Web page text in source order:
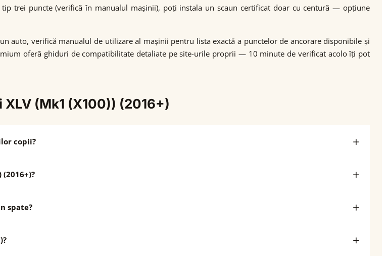
trei puncte (verifică în manualul mașinii), poți instala un scaun certificat doar cu centură — opțiune
auto, verifică manualul de utilizare al mașinii pentru lista exactă a punctelor de ancorare disponibile și
oferă ghiduri de compatibilitate detaliate pe site-urile proprii — 10 minute de verificat acolo îți pot
(Mk1 (X100)) (2016+)
copii?
spate?